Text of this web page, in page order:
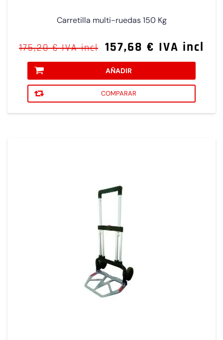
Carretilla multi-ruedas 150 Kg
175,20 € IVA incl 157,68 € IVA incl
AÑADIR
COMPARAR